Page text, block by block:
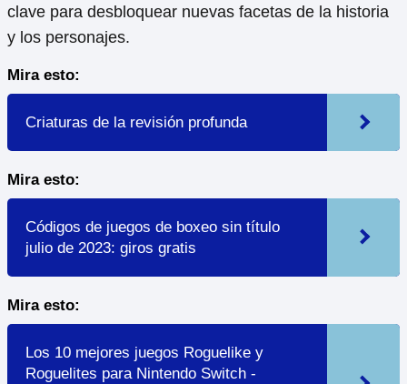
clave para desbloquear nuevas facetas de la historia
y los personajes.
Mira esto:
Criaturas de la revisión profunda
Mira esto:
Códigos de juegos de boxeo sin título
julio de 2023: giros gratis
Mira esto:
Los 10 mejores juegos Roguelike y
Roguelites para Nintendo Switch -